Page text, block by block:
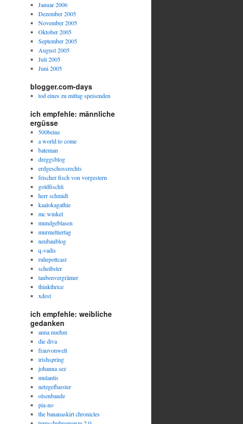
Januar 2006
Dezember 2005
November 2005
Oktober 2005
September 2005
August 2005
Juli 2005
Juni 2005
blogger.com-days
tod eines zu mittag speisenden
ich empfehle: männliche
ergüsse
500beine
a world to come
bateman
dreggsblog
erdgeschossrechts
frischer fisch von vorgestern
goldfischli
herr schmidt
kaalokagathie
mc winkel
mundgeblasen
murmeltiertag
neubaublog
q-vadis
ruhrpottcast
scheibster
taubenvergrämer
thinkthrice
xdest
ich empfehle: weibliche
gedanken
anna nuehm
die diva
frauvonwelt
irishspring
johanna sez
mulantis
netzgefluester
olsenbande
pia-no
the bananaskirt chronicles